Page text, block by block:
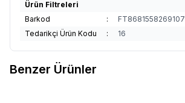
Ürün Filtreleri
Barkod
:
FT8681558269107
Tedarikçi Ürün Kodu
: 16
Benzer Ürünler